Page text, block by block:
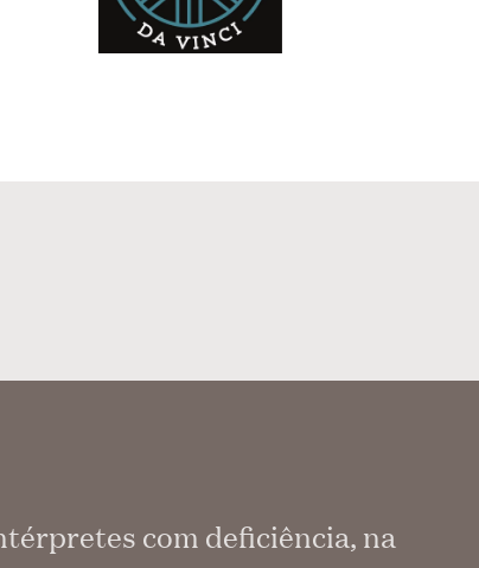
com deficiência, na